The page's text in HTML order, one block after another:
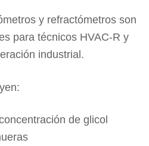
y refractómetros son
para técnicos HVAC-R y
industrial.
de glicol